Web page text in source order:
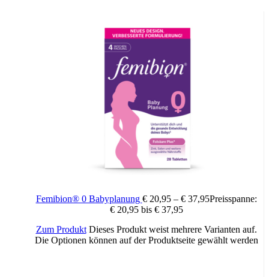
durch, besonders dann, wenn Sie Kondome für Anal- oder
Oralsex verwenden.
Alle durex Gleitgele aus dem durex play Sortiment sind mit
durex Kondomen anwendbar – im Gegensatz zu ölhaltigen
Gleitmitteln, die Kondome beschädigen können.
Femibion® 0 Babyplanung €20,95 – €37,95Preisspanne:
€ 20,95 bis € 37,95
Zum Produkt Dieses Produkt weist mehrere Varianten auf.
Die Optionen können auf der Produktseite gewählt werden